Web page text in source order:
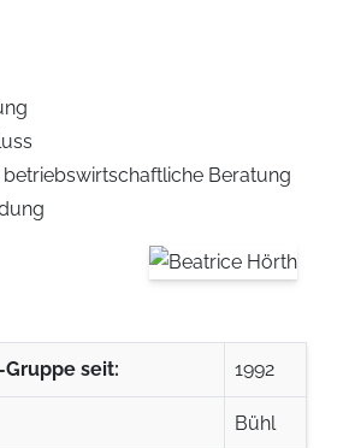
Beratung
seit: 1992
Bühl